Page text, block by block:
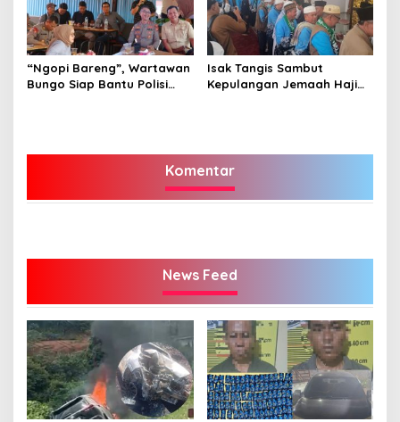
“Ngopi Bareng”, Wartawan
Bungo Siap Bantu Polisi
Isak Tangis Sambut
Kepulangan Jemaah Haji
Komentar
News Feed